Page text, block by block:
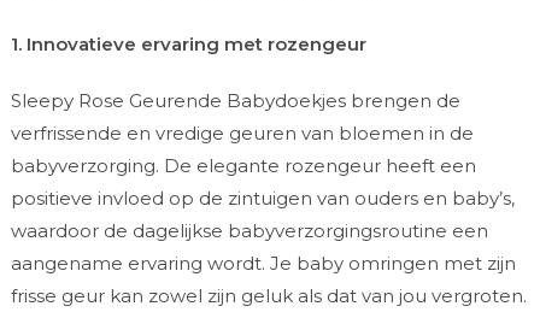
1. Innovatieve ervaring met rozengeur
Sleepy Rose Geurende Babydoekjes brengen de
verfrissende en vredige geuren van bloemen in de
babyverzorging. De elegante rozengeur heeft een
positieve invloed op de zintuigen van ouders en baby’s,
waardoor de dagelijkse babyverzorgingsroutine een
aangename ervaring wordt. Je baby omringen met zijn
frisse geur kan zowel zijn geluk als dat van jou vergroten.